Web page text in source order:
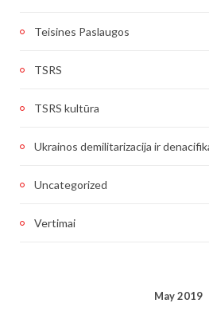
Teisines Paslaugos
TSRS
TSRS kultūra
Ukrainos demilitarizacija ir
Uncategorized
Vertimai
May 2019